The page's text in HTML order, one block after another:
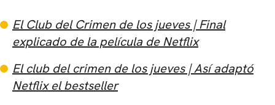
El Club del Crimen de los jueves | Final
explicado de la película de Netflix
El club del crimen de los jueves | Así adaptó
Netflix el bestseller